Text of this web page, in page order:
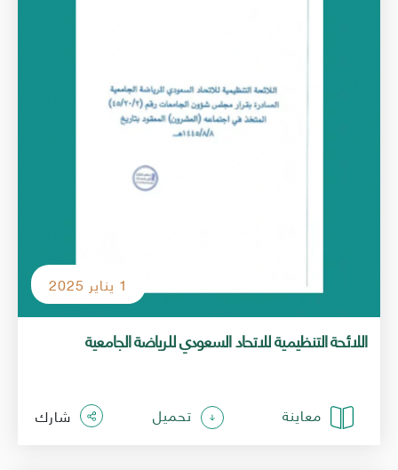
1 يناير 2025
معاينة تحميل شارك